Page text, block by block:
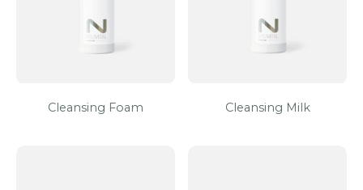
Cleansing Foam Cleansing Milk